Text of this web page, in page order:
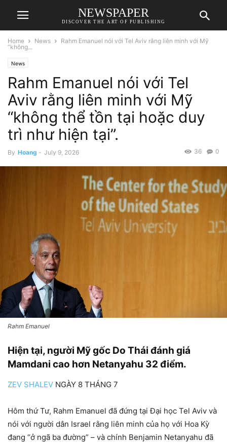
NEWSPAPER
DISCOVER THE ART OF PUBLISHING
Home News
Rahm Emanuel nói với Tel Aviv rằng liên minh với Mỹ
“không...
News
Rahm Emanuel nói với Tel
Aviv rằng liên minh với Mỹ
“không thể tồn tại hoặc duy
trì như hiện tại”.
By Hoang - July 9, 2026 0
36
Rahm Emanuel
Hiện tại, người Mỹ gốc Do Thái đánh giá
Mamdani cao hơn Netanyahu 32 điểm.
ZEV SHALEV NGÀY 8 THÁNG 7
Hôm thứ Tư, Rahm Emanuel đã đứng tại Đại học Tel Aviv và
nói với người dân Israel rằng liên minh của họ với Hoa Kỳ
đang “ở ngã ba đường” – và chính Benjamin Netanyahu đã